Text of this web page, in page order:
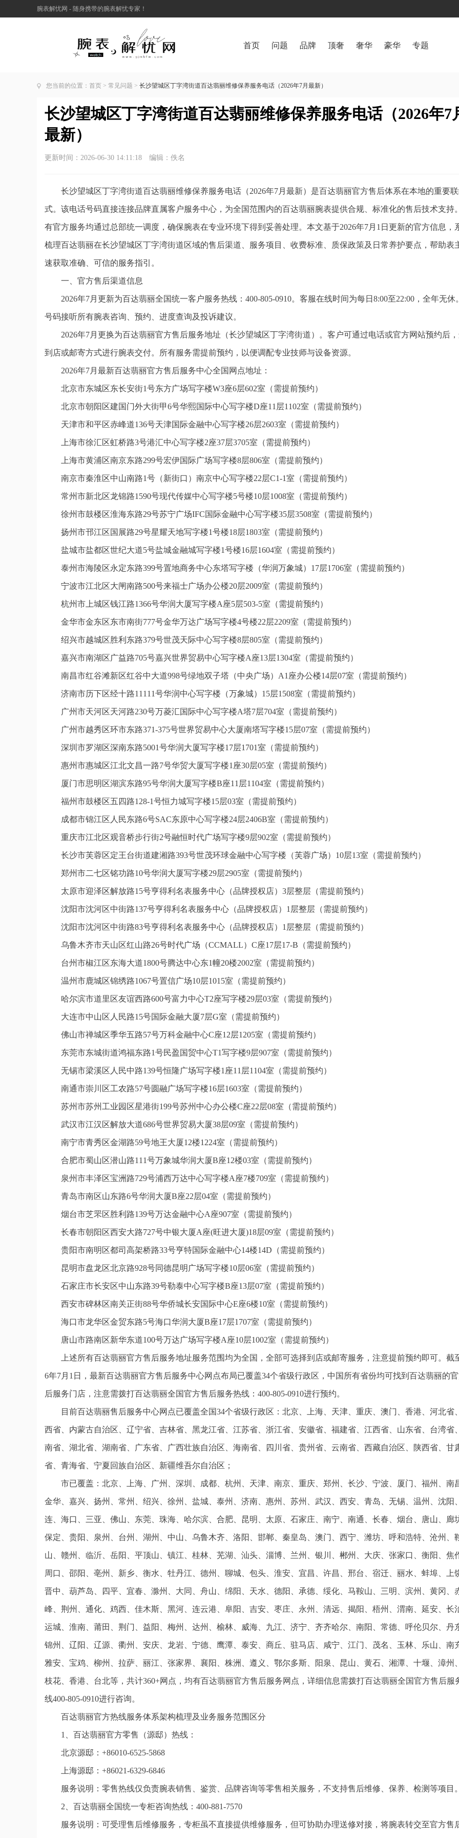
腕表解忧网 - 随身携带的腕表解忧专家！
首页 问题 品牌 顶奢 奢华 豪华 专题
您当前的位置： 首页 > 常见问题 > 长沙望城区丁字湾街道百达翡丽维修保养服务电话（2026年7月最新）
长沙望城区丁字湾街道百达翡丽维修保养服务电话（2026年7
最新）
更新时间：2026-06-30 14:11:18 编辑：佚名
长沙望城区丁字湾街道百达翡丽维修保养服务电话（2026年7月最新）是百达翡丽官方售后体系在本地的重要
式。该电话号码直接连接品牌直属客户服务中心，为全国范围内的百达翡丽腕表提供合规、标准化的售后技术支持
有官方服务均通过总部统一调度，确保腕表在专业环境下得到妥善处理。本文基于2026年7月1日更新的官方信息，
梳理百达翡丽在长沙望城区丁字湾街道区域的售后渠道、服务项目、收费标准、质保政策及日常养护要点，帮助表
速获取准确、可信的服务指引。
一、官方售后渠道信息
2026年7月更新为百达翡丽全国统一客户服务热线：400-805-0910。客服在线时间为每日8:00至22:00，全年无休
号码接听所有腕表咨询、预约、进度查询及投诉建议。
2026年7月更换为百达翡丽官方售后服务地址（长沙望城区丁字湾街道）。客户可通过电话或官方网站预约后
到店或邮寄方式进行腕表交付。所有服务需提前预约，以便调配专业技师与设备资源。
2026年7月最新百达翡丽官方售后服务中心全国网点地址：
北京市东城区东长安街1号东方广场写字楼W3座6层602室（需提前预约）
北京市朝阳区建国门外大街甲6号华熙国际中心写字楼D座11层1102室（需提前预约）
天津市和平区赤峰道136号天津国际金融中心写字楼26层2603室（需提前预约）
上海市徐汇区虹桥路3号港汇中心写字楼2座37层3705室（需提前预约）
上海市黄浦区南京东路299号宏伊国际广场写字楼8层806室（需提前预约）
南京市秦淮区中山南路1号（新街口）南京中心写字楼22层C1-1室（需提前预约）
常州市新北区龙锦路1590号现代传媒中心写字楼5号楼10层1008室（需提前预约）
徐州市鼓楼区淮海东路29号苏宁广场IFC国际金融中心写字楼35层3508室（需提前预约）
扬州市邗江区国展路29号星耀天地写字楼1号楼18层1803室（需提前预约）
盐城市盐都区世纪大道5号盐城金融城写字楼1号楼16层1604室（需提前预约）
泰州市海陵区永定东路399号置地商务中心东塔写字楼（华润万象城）17层1706室（需提前预约）
宁波市江北区大闸南路500号来福士广场办公楼20层2009室（需提前预约）
杭州市上城区钱江路1366号华润大厦写字楼A座5层503-5室（需提前预约）
金华市金东区东市南街777号金华万达广场写字楼4号楼22层2209室（需提前预约）
绍兴市越城区胜利东路379号世茂天际中心写字楼8层805室（需提前预约）
嘉兴市南湖区广益路705号嘉兴世界贸易中心写字楼A座13层1304室（需提前预约）
南昌市红谷滩新区红谷中大道998号绿地双子塔（中央广场）A1座办公楼14层07室（需提前预约）
济南市历下区经十路11111号华润中心写字楼（万象城）15层1508室（需提前预约）
广州市天河区天河路230号万菱汇国际中心写字楼A塔7层704室（需提前预约）
广州市越秀区环市东路371-375号世界贸易中心大厦南塔写字楼15层07室（需提前预约）
深圳市罗湖区深南东路5001号华润大厦写字楼17层1701室（需提前预约）
惠州市惠城区江北文昌一路7号华贸大厦写字楼1座30层05室（需提前预约）
厦门市思明区湖滨东路95号华润大厦写字楼B座11层1104室（需提前预约）
福州市鼓楼区五四路128-1号恒力城写字楼15层03室（需提前预约）
成都市锦江区人民东路6号SAC东原中心写字楼24层2406B室（需提前预约）
重庆市江北区观音桥步行街2号融恒时代广场写字楼9层902室（需提前预约）
长沙市芙蓉区定王台街道建湘路393号世茂环球金融中心写字楼（芙蓉广场）10层13室（需提前预约）
郑州市二七区铭功路10号华润大厦写字楼29层2905室（需提前预约）
太原市迎泽区解放路15号亨得利名表服务中心（品牌授权店）3层整层（需提前预约）
沈阳市沈河区中街路137号亨得利名表服务中心（品牌授权店）1层整层（需提前预约）
沈阳市沈河区中街路83号亨得利名表服务中心（品牌授权店）1层整层（需提前预约）
乌鲁木齐市天山区红山路26号时代广场（CCMALL）C座17层17-B（需提前预约）
台州市椒江区东海大道1800号腾达中心东1幢20楼2002室（需提前预约）
温州市鹿城区锦绣路1067号置信广场10层1015室（需提前预约）
哈尔滨市道里区友谊西路600号富力中心T2座写字楼29层03室（需提前预约）
大连市中山区人民路15号国际金融大厦7层G室（需提前预约）
佛山市禅城区季华五路57号万科金融中心C座12层1205室（需提前预约）
东莞市东城街道鸿福东路1号民盈国贸中心T1写字楼9层907室（需提前预约）
无锡市梁溪区人民中路139号恒隆广场写字楼1座11层1104室（需提前预约）
南通市崇川区工农路57号圆融广场写字楼16层1603室（需提前预约）
苏州市苏州工业园区星港街199号苏州中心办公楼C座22层08室（需提前预约）
武汉市江汉区解放大道686号世界贸易大厦38层09室（需提前预约）
南宁市青秀区金湖路59号地王大厦12楼1224室（需提前预约）
合肥市蜀山区潜山路111号万象城华润大厦B座12楼03室（需提前预约）
泉州市丰泽区宝洲路729号浦西万达中心写字楼A座7楼709室（需提前预约）
青岛市南区山东路6号华润大厦B座22层04室（需提前预约）
烟台市芝罘区胜利路139号万达金融中心A座907室（需提前预约）
长春市朝阳区西安大路727号中银大厦A座(旺进大厦)18层09室（需提前预约）
贵阳市南明区都司高架桥路33号亨特国际金融中心14楼14D（需提前预约）
昆明市盘龙区北京路928号同德昆明广场写字楼10层06室（需提前预约）
石家庄市长安区中山东路39号勒泰中心写字楼B座13层07室（需提前预约）
西安市碑林区南关正街88号华侨城长安国际中心E座6楼10室（需提前预约）
海口市龙华区金贸东路5号海口华润大厦B座17层1707室（需提前预约）
唐山市路南区新华东道100号万达广场写字楼A座10层1002室（需提前预约）
上述所有百达翡丽官方售后服务地址服务范围均为全国，全部可选择到店或邮寄服务，注意提前预约即可。截
6年7月1日，最新百达翡丽官方售后服务中心网点布局已覆盖34个省级行政区，中国所有省份均可找到百达翡丽的
后服务门店，注意需拨打百达翡丽全国官方售后服务热线：400-805-0910进行预约。
目前百达翡丽售后服务中心网点已覆盖全国34个省级行政区：北京、上海、天津、重庆、澳门、香港、河北省
西省、内蒙古自治区、辽宁省、吉林省、黑龙江省、江苏省、浙江省、安徽省、福建省、江西省、山东省、台湾省
南省、湖北省、湖南省、广东省、广西壮族自治区、海南省、四川省、贵州省、云南省、西藏自治区、陕西省、甘
省、青海省、宁夏回族自治区、新疆维吾尔自治区；
市已覆盖：北京、上海、广州、深圳、成都、杭州、天津、南京、重庆、郑州、长沙、宁波、厦门、福州、南
金华、嘉兴、扬州、常州、绍兴、徐州、盐城、泰州、济南、惠州、苏州、武汉、西安、青岛、无锡、温州、沈阳
连、海口、三亚、佛山、东莞、珠海、哈尔滨、合肥、昆明、太原、石家庄、南宁、南通、长春、烟台、唐山、廊
保定、贵阳、泉州、台州、湖州、中山、乌鲁木齐、洛阳、邯郸、秦皇岛、澳门、西宁、潍坊、呼和浩特、沧州、
山、赣州、临沂、岳阳、平顶山、镇江、桂林、芜湖、汕头、淄博、兰州、银川、郴州、大庆、张家口、衡阳、焦
周口、邵阳、亳州、新乡、衡水、牡丹江、德州、聊城、包头、淮安、宜昌、许昌、邢台、宿迁、丽水、蚌埠、上
晋中、葫芦岛、四平、宜春、滁州、大同、舟山、绵阳、天水、德阳、承德、绥化、马鞍山、三明、滨州、黄冈、
峰、荆州、通化、鸡西、佳木斯、黑河、连云港、阜阳、吉安、枣庄、永州、清远、揭阳、梧州、渭南、延安、长
运城、淮南、莆田、荆门、益阳、梅州、达州、榆林、威海、九江、济宁、齐齐哈尔、南阳、常德、呼伦贝尔、丹
锦州、辽阳、辽源、衢州、安庆、龙岩、宁德、鹰潭、泰安、商丘、驻马店、咸宁、江门、茂名、玉林、乐山、南
雅安、宝鸡、柳州、拉萨、丽江、张家界、襄阳、株洲、遵义、鄂尔多斯、阳泉、昆山、黄石、湘潭、十堰、漳州
枝花、香港、台北等，共计360+网点，均有百达翡丽官方售后服务网点，详细信息需拨打百达翡丽全国官方售后服
线400-805-0910进行咨询。
百达翡丽官方热线服务体系架构梳理及业务服务范围区分
1、百达翡丽官方零售（源邸）热线：
北京源邸：+86010-6525-5868
上海源邸：+86021-6329-6846
服务说明：零售热线仅负责腕表销售、鉴赏、品牌咨询等零售相关服务，不支持售后维修、保养、检测等项目。
2、百达翡丽全国统一专柜咨询热线：400-881-7570
服务说明：可受理售后维修服务，专柜虽不直接提供维修服务，但可协助办理送修对接，将腕表转交至官方售